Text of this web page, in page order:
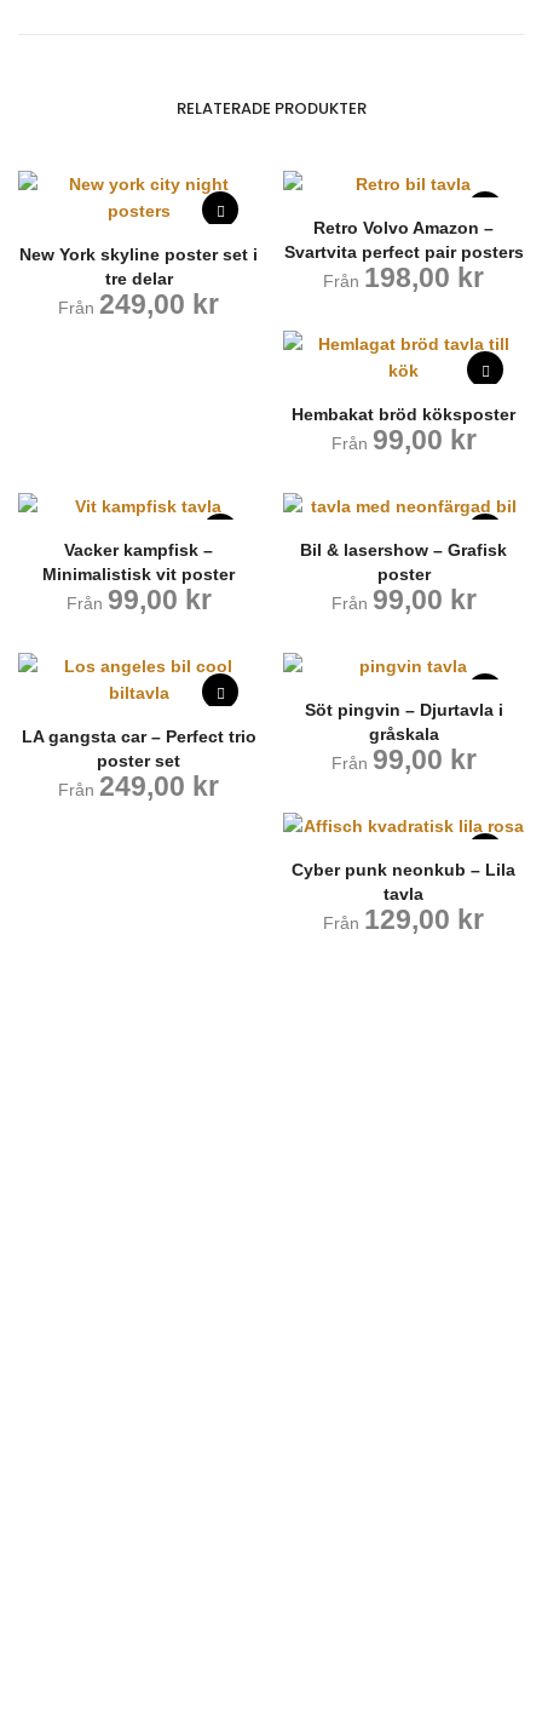
RELATERADE PRODUKTER
New York skyline poster set i
tre delar
Från 249,00 kr
Retro Volvo Amazon –
Svartvita perfect pair posters
Från 198,00 kr
Hembakat bröd köksposter
Från 99,00 kr
Vacker kampfisk –
Minimalistisk vit poster
Från 99,00 kr
Bil & lasershow – Grafisk
poster
Från 99,00 kr
LA gangsta car – Perfect trio
poster set
Från 249,00 kr
Söt pingvin – Djurtavla i
gråskala
Från 99,00 kr
Cyber punk neonkub – Lila
tavla
Från 129,00 kr